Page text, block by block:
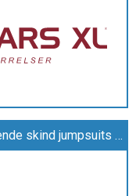
Chunky crossover tasker og velsiddende skind jumpsuits på depeche-denmark.dk